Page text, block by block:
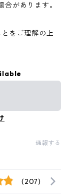
があります。
をご理解の上
通報する
(207)